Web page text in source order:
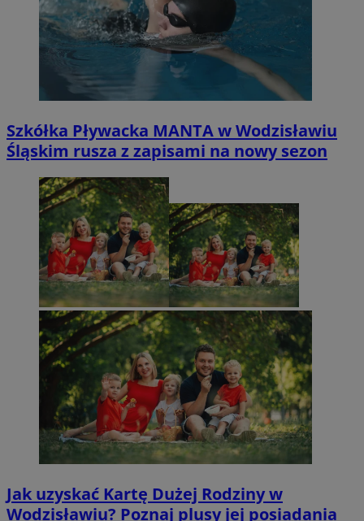
Szkółka Pływacka MANTA w Wodzisławiu
Śląskim rusza z zapisami na nowy sezon
Jak uzyskać Kartę Dużej Rodziny w
Wodzisławiu? Poznaj plusy jej posiadania